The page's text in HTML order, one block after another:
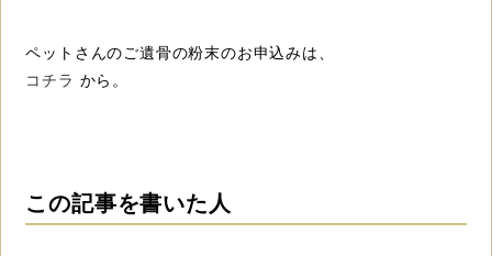
ペットさんのご遺骨の粉末のお申込みは、
コチラ から。
この記事を書いた人